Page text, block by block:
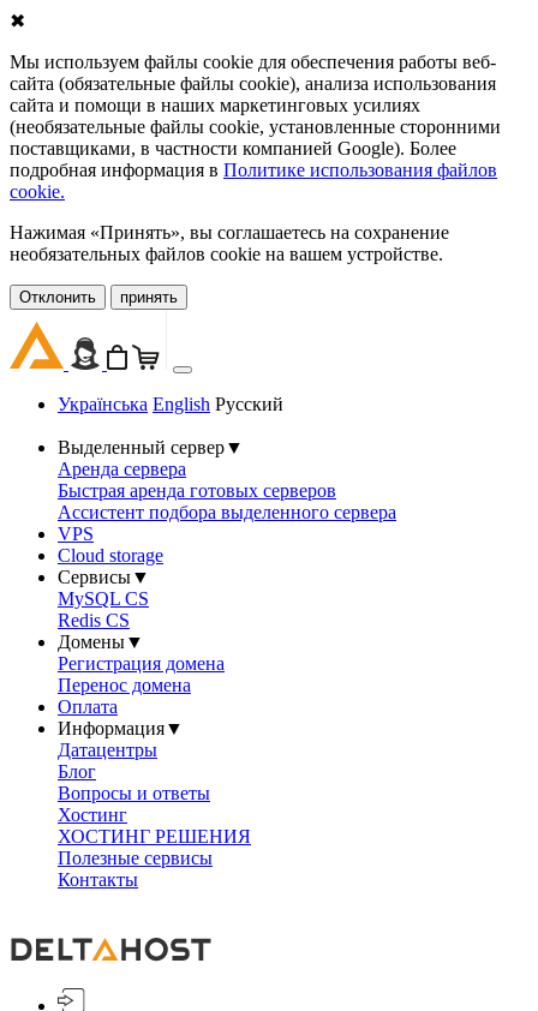
✖
Мы используем файлы cookie для обеспечения работы веб-
сайта (обязательные файлы cookie), анализа использования
сайта и помощи в наших маркетинговых усилиях
(необязательные файлы cookie, установленные сторонними
поставщиками, в частности компанией Google). Более
подробная информация в Политике использования файлов
cookie.
Нажимая «Принять», вы соглашаетесь на сохранение
необязательных файлов cookie на вашем устройстве.
Oтклонить принять
Українська English Русский
Выделенный сервер▼
Аренда сервера
Быстрая аренда готовых серверов
Ассистент подбора выделенного сервера
VPS
Cloud storage
Сервисы▼
MySQL CS
Redis CS
Домены▼
Регистрация домена
Перенос домена
Оплата
Информация▼
Датацентры
Блог
Вопросы и ответы
Хостинг
ХОСТИНГ РЕШЕНИЯ
Полезные сервисы
Контакты